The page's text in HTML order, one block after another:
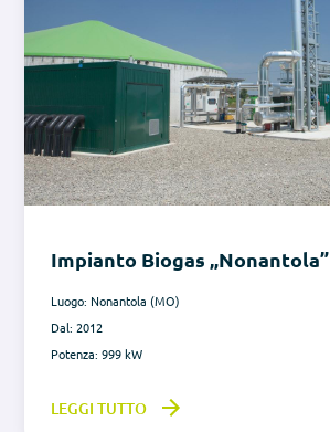
Impianto Biogas „Nonantola”
Luogo: Nonantola (MO)
Dal: 2012
Potenza: 999 kW
LEGGI TUTTO